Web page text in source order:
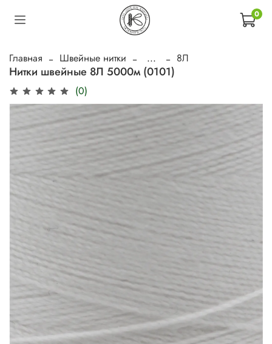
0
Главная Швейные нитки ... 8Л
Нитки швейные 8Л 5000м (0101)
(0)